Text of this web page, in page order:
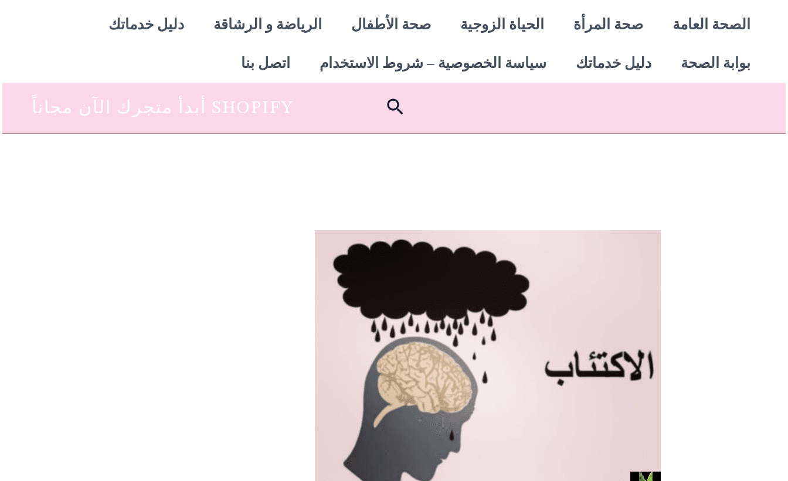
تخطيالصحة العامة صحة المرأة الحياة الزوجية صحة الأطفال الرياضة و الرشاقة دليل خدماتك
بوابة الصحة دليل خدماتك سياسة الخصوصية – شروط الاستخدام اتصل بنا
البحث SHOPIFY أبدأ متجرك الآن مجاناً